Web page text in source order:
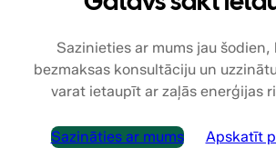
Sazinieties ar mums jau šodien,
bezmaksas konsultāciju un
varat ietaupīt ar zaļās enerģijas
Sazināties ar mums Apskatīt